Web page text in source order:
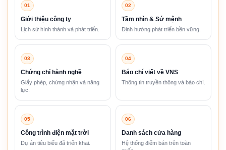
01
Giới thiệu công ty
Lịch sử hình thành và phát triển.
02
Tầm nhìn & Sứ mệnh
Định hướng phát triển bền vững.
03
Chứng chỉ hành nghề
Giấy phép, chứng nhận và năng
lực.
04
Báo chí viết về VNS
Thông tin truyền thông và báo chí.
05
Công trình điện mặt trời
Dự án tiêu biểu đã triển khai.
06
Danh sách cửa hàng
Hệ thống điểm bán trên toàn